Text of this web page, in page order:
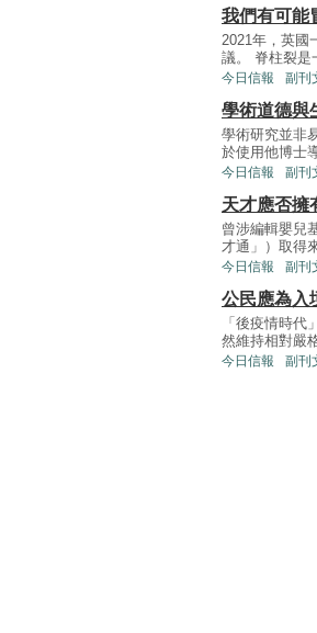
我們有可能
2021年，英國
議。 脊柱裂是
今日信報 副刊
學術道德與
學術研究並非
於使用他博士
今日信報 副刊
天才應否擁
曾涉編輯嬰兒
才通」）取得
今日信報 副刊
公民應為入
「後疫情時
然維持相對嚴
今日信報 副刊